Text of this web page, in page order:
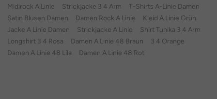
Midirock A Linie
Strickjacke 3 4 Arm
T-Shirts A-Linie Damen
Satin Blusen Damen
Damen Rock A Linie
Kleid A Linie Grün
Jacke A Linie Damen
Strickjacke A Linie
Shirt Tunika 3 4 Arm
Longshirt 3 4 Rosa
Damen A Linie 48 Braun
3 4 Orange
Damen A Linie 48 Lila
Damen A Linie 48 Rot